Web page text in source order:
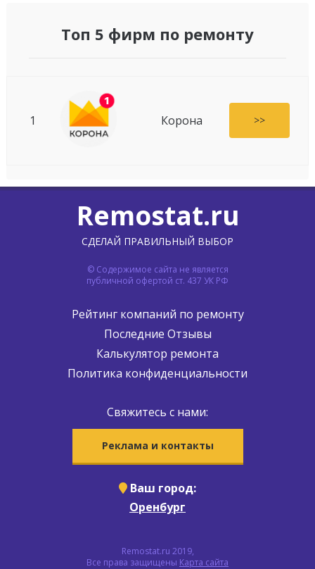
Топ 5 фирм по ремонту
1 Корона >>
Remostat.ru
СДЕЛАЙ ПРАВИЛЬНЫЙ ВЫБОР
© Содержимое сайта не является
публичной офертой ст. 437 УК РФ
Рейтинг компаний по ремонту
Последние Отзывы
Калькулятор ремонта
Политика конфиденциальности
Свяжитесь с нами:
Реклама и контакты
Ваш город:
Оренбург
Remostat.ru 2019,
Все права защищены Карта сайта